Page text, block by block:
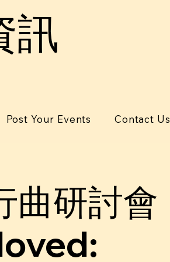
訊
Post Your Events Contact Us
曲研討會